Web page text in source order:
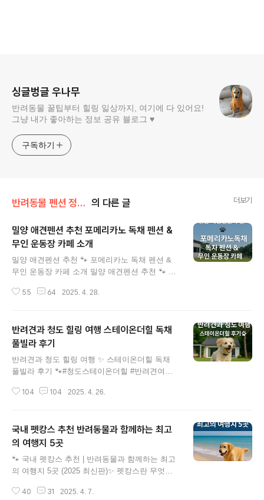
싱글벙글 우나무
반려동물 꿀팁부터 힐링 일상까지, 여기에 다 있어요!
그냥 내가 좋아하는 정보 공유 블로그 ♥
구독하기
반려동물 펜션 정보💕 의 다른 글 더보기
밀양 애견펜션 추천 포메리카노 독채 펜션 &
무인 운동장 카페 소개
밀양 애견펜션 추천 🐾 포메리카노 독채 펜션 &
무인 운동장 카페 소개 밀양 애견펜션 추천 🐾 포
한 주소 안내경상남도 밀양시 단장면 번덕리 312-
시설자주 묻는 질문 (FAQ)공지사항 및 관련 글왜
포메리카노인가?천연 잔디가 깔린 대형 운동장독
채펜션 & 무인 운동장 카페 운영펜션 투숙객 무료
이용 (입장료, 셀프목욕 포함)24시간 무인카페 이
용 가능 출처: 포메리카노 공식 홈페이지기본 정
보체크인: 15:00 / 체크아웃: 11:00펜션 이용 고객
지 추가: 1마..
55 64 2025. 4. 28.
반려견과 청도 힐링 여행 스테이온더힐 독채
풀빌라 후기
반려견과 청도 힐링 여행 ✨ 스테이온더힐 독채
풀빌라 후기 🐾#청도스테이온더힐 #반려견여행 #
라이빗 숙소, 반려견과 힐링하고 싶다면 스테이온
도착 순간부터 특별했습니다. 넓고 감성적인 거
실, 따뜻한 조명 아래 정갈한 주방, 부드러운 침구
까지. 머무는 동안 편안함과 힐링을 가득 느낄 수
있었어요.당신의 브라우저는 비디오를 지원하지
않습니다.나무가 도착 후 신나게 뛰어드는 모습
🎥🌳 청도 애견 풀빌라｜마당 & 수영장 후기넓은
104 104 2025. 4. 26.
국내 펫캉스 추천 반려동물과 함께하는 최고
의 여행지 5곳
🐾 국내 펫캉스 추천 | 반려동물과 함께하는 최고
의 여행지 5곳 (2025 최신판)✨ 펫캉스란 무엇인
떠나는 휴가를 뜻합니다. 최근 반려동물을 가족처
40 31 2025. 4. 7.